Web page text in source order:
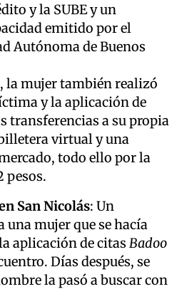
y la SUBE y un
emitido por el
Autónoma de Buenos
la mujer también realizó
y la aplicación de
transferencias a su propia
virtual y una
todo ello por la
pesos.
San Nicolás: Un
mujer que se hacía
aplicación de citas Badoo
Días después, se
la pasó a buscar con